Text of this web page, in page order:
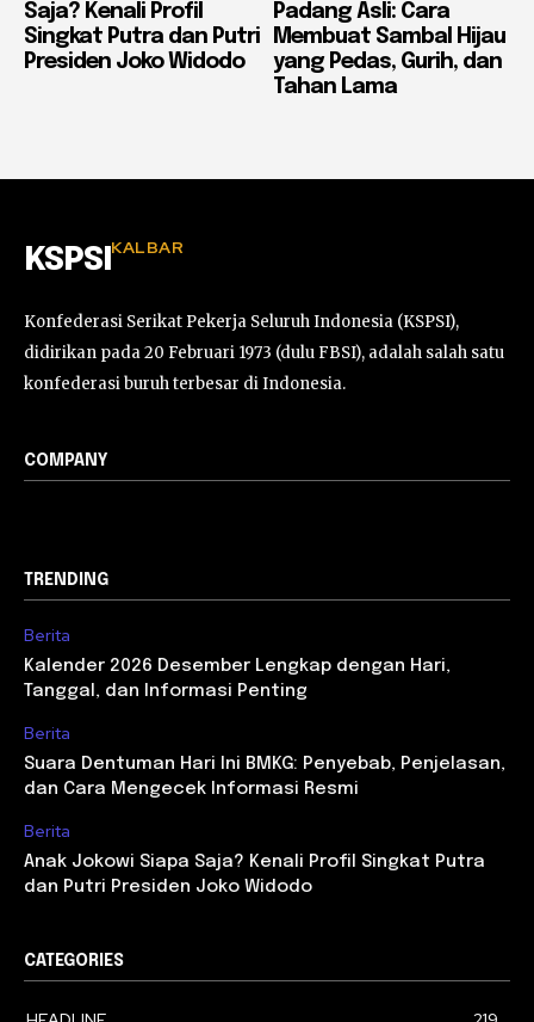
Saja? Kenali Profil
Singkat Putra dan Putri
Presiden Joko Widodo
Padang Asli: Cara
Membuat Sambal Hijau
yang Pedas, Gurih, dan
Tahan Lama
KSPSI KALBAR
Konfederasi Serikat Pekerja Seluruh Indonesia (KSPSI),
didirikan pada 20 Februari 1973 (dulu FBSI), adalah salah satu
konfederasi buruh terbesar di Indonesia.
COMPANY
TRENDING
Berita
Kalender 2026 Desember Lengkap dengan Hari,
Tanggal, dan Informasi Penting
Berita
Suara Dentuman Hari Ini BMKG: Penyebab, Penjelasan,
dan Cara Mengecek Informasi Resmi
Berita
Anak Jokowi Siapa Saja? Kenali Profil Singkat Putra
dan Putri Presiden Joko Widodo
CATEGORIES